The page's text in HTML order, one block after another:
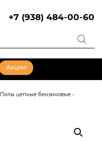
+7 (938) 484-00-60
Акции
Пилы цепные бензиновые •